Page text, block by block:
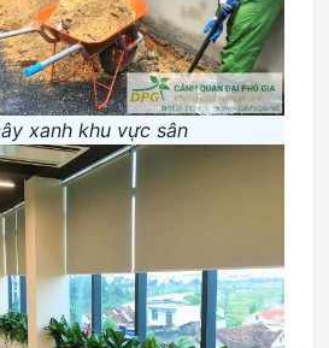
xanh khu vực sân